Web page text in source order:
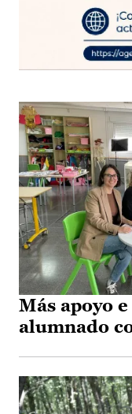
Más apoyo
alumnado